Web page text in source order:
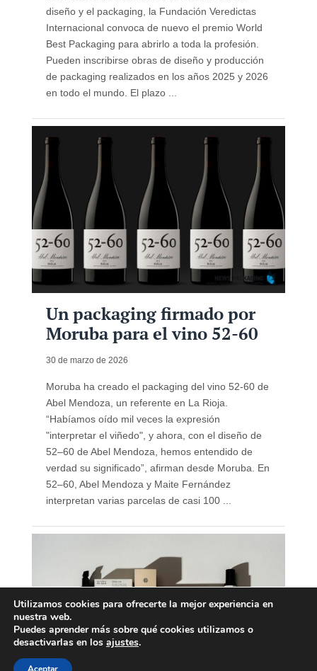
diseño y el packaging, la Fundación Veredictas
Internacional convoca de nuevo el premio World
Best Packaging para abrirlo a toda la profesión.
Pueden inscribirse obras de diseño y producción
de packaging realizados en los años 2025 y 2026
en todo el mundo. El plazo ...
Un packaging firmado por
Moruba para el vino 52-60
30 de marzo de 2026
Moruba ha creado el packaging del vino 52-60 de
Abel Mendoza, un referente en La Rioja.
“Habíamos oído mil veces la expresión
"interpretar el viñedo", y ahora, con el diseño de
52–60 de Abel Mendoza, hemos entendido de
verdad su significado”, afirman desde Moruba. En
52–60, Abel Mendoza y Maite Fernández
interpretan varias parcelas de casi 100 ...
Utilizamos cookies para ofrecerte la mejor experiencia en
nuestra web.
Puedes aprender más sobre qué cookies utilizamos o
desactivarlas en los ajustes.